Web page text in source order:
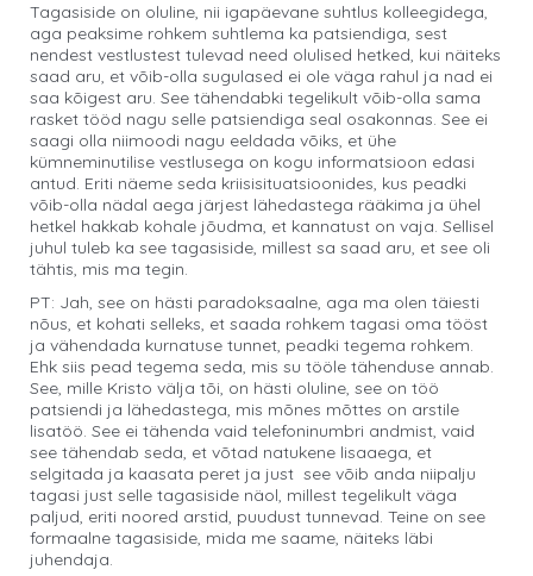
Tagasiside on oluline, nii igapäevane suhtlus kolleegidega,
aga peaksime rohkem suhtlema ka patsiendiga, sest
nendest vestlustest tulevad need olulised hetked, kui näiteks
saad aru, et võib-olla sugulased ei ole väga rahul ja nad ei
saa kõigest aru. See tähendabki tegelikult võib-olla sama
rasket tööd nagu selle patsiendiga seal osakonnas. See ei
saagi olla niimoodi nagu eeldada võiks, et ühe
kümneminutilise vestlusega on kogu informatsioon edasi
antud. Eriti näeme seda kriisisituatsioonides, kus peadki
võib-olla nädal aega järjest lähedastega rääkima ja ühel
hetkel hakkab kohale jõudma, et kannatust on vaja. Sellisel
juhul tuleb ka see tagasiside, millest sa saad aru, et see oli
tähtis, mis ma tegin.
PT: Jah, see on hästi paradoksaalne, aga ma olen täiesti
nõus, et kohati selleks, et saada rohkem tagasi oma tööst
ja vähendada kurnatuse tunnet, peadki tegema rohkem.
Ehk siis pead tegema seda, mis su tööle tähenduse annab.
See, mille Kristo välja tõi, on hästi oluline, see on töö
patsiendi ja lähedastega, mis mõnes mõttes on arstile
lisatöö. See ei tähenda vaid telefoninumbri andmist, vaid
see tähendab seda, et võtad natukene lisaaega, et
selgitada ja kaasata peret ja just see võib anda niipalju
tagasi just selle tagasiside näol, millest tegelikult väga
paljud, eriti noored arstid, puudust tunnevad. Teine on see
formaalne tagasiside, mida me saame, näiteks läbi
juhendaja.